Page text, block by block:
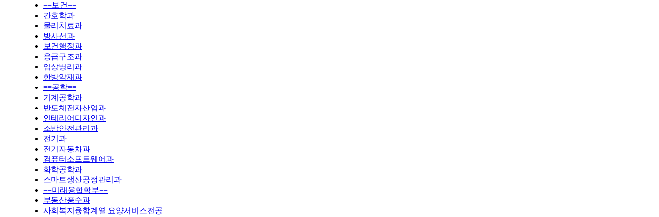
==보건==
간호학과
물리치료과
방사선과
보건행정과
응급구조과
임상병리과
한방약재과
==공학==
기계공학과
반도체전자산업과
인테리어디자인과
소방안전관리과
전기과
전기자동차과
컴퓨터소프트웨어과
화학공학과
스마트생산공정관리과
==미래융합학부==
부동산풍수과
사회복지융합계열 요양서비스전공